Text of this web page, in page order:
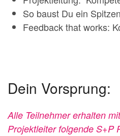
So baust Du ein
Feedback that works:
Dein Vorsprung:
Alle Teilnehmer erhalten
Projektleiter folgende S+P